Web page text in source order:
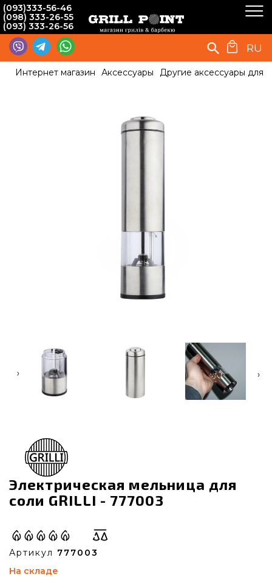
(093)333-56-46
(098) 333-26-55
(093) 333-26-56
RU
Интернет магазин Аксессуары Другие аксессуары для
‹ ›
Электрическая мельница для
соли GRILLI - 777003
Артикул 777003
На складе